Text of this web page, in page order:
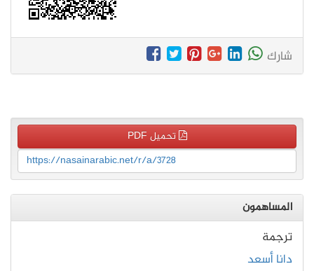
شارك
تحميل PDF
https://nasainarabic.net/r/a/3728
المساهمون
ترجمة
دانا أسعد